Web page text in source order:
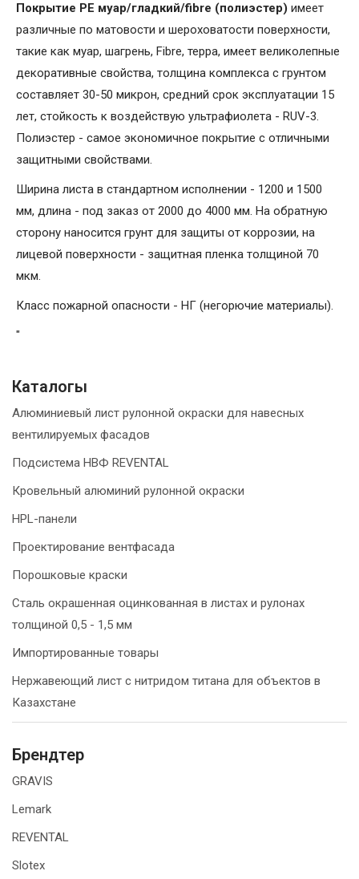
Покрытие PE муар/гладкий/fibre (полиэстер) имеет
различные по матовости и шероховатости поверхности,
такие как муар, шагрень, Fibrе, терра, имеет великолепные
декоративные свойства, толщина комплекса с грунтом
составляет 30-50 микрон, средний срок эксплуатации 15
лет, стойкость к воздействую ультрафиолета - RUV-3.
Полиэстер - самое экономичное покрытие с отличными
защитными свойствами.
Ширина листа в стандартном исполнении - 1200 и 1500
мм, длина - под заказ от 2000 до 4000 мм. На обратную
сторону наносится грунт для защиты от коррозии, на
лицевой поверхности - защитная пленка толщиной 70
мкм.
Класс пожарной опасности - НГ (негорючие материалы).
"
Каталогы
Алюминиевый лист рулонной окраски для навесных
вентилируемых фасадов
Подсистема НВФ REVENTAL
Кровельный алюминий рулонной окраски
HPL-панели
Проектирование вентфасада
Порошковые краски
Сталь окрашенная оцинкованная в листах и рулонах
толщиной 0,5 - 1,5 мм
Импортированные товары
Нержавеющий лист с нитридом титана для объектов в
Казахстане
Брендтер
GRAVIS
Lemark
REVENTAL
Slotex